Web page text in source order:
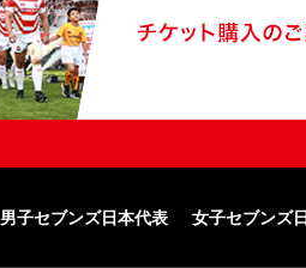
男子セブンズ日本代表 女子セブンズ